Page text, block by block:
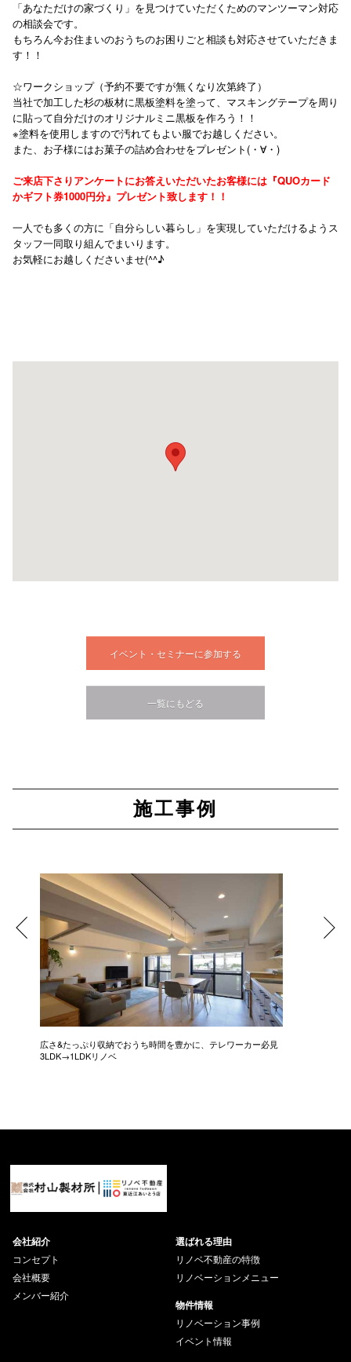
「あなただけの家づくり」を見つけていただくためのマンツーマン対応
の相談会です。
もちろん今お住まいのおうちのお困りごと相談も対応させていただきま
す！！
☆ワークショップ（予約不要ですが無くなり次第終了）
当社で加工した杉の板材に黒板塗料を塗って、マスキングテープを周り
に貼って自分だけのオリジナルミニ黒板を作ろう！！
※塗料を使用しますので汚れてもよい服でお越しください。
また、お子様にはお菓子の詰め合わせをプレゼント(・∀・)
ご来店下さりアンケートにお答えいただいたお客様には『QUOカード
かギフト券1000円分』プレゼント致します！！
一人でも多くの方に「自分らしい暮らし」を実現していただけるようス
タッフ一同取り組んでまいります。
お気軽にお越しくださいませ(^^♪
イベント・セミナーに参加する
一覧にもどる
施工事例
広さ&たっぷり収納でおうち時間を豊かに、テレワーカー必見
3LDK→1LDKリノベ
会社紹介
コンセプト
会社概要
メンバー紹介
選ばれる理由
リノベ不動産の特徴
リノベーションメニュー
物件情報
リノベーション事例
イベント情報